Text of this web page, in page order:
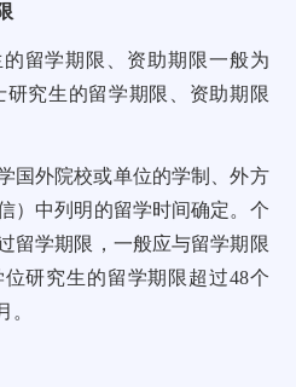
留学期限、资助期限一般为
研究生的留学期限、资助期限
国外院校或单位的学制、外方
）中列明的留学时间确定。个
留学期限，一般应与留学期限
研究生的留学期限超过48个
。